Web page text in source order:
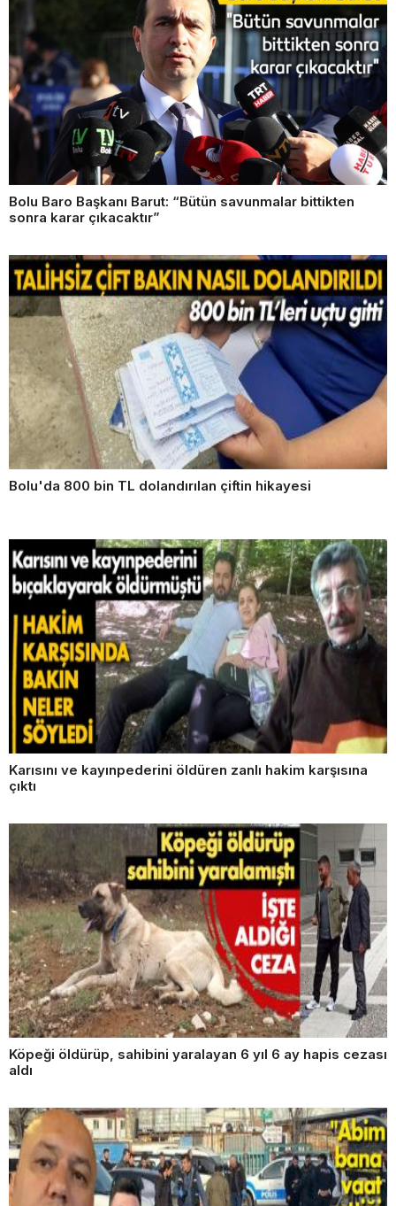
Bolu Baro Başkanı Barut: “Bütün savunmalar bittikten
sonra karar çıkacaktır”
Bolu'da 800 bin TL dolandırılan çiftin hikayesi
Karısını ve kayınpederini öldüren zanlı hakim karşısına
çıktı
Köpeği öldürüp, sahibini yaralayan 6 yıl 6 ay hapis cezası
aldı